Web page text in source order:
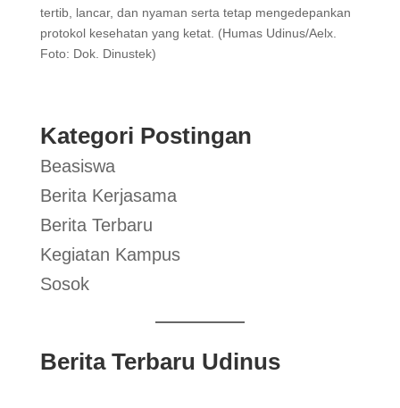
tertib, lancar, dan nyaman serta tetap mengedepankan
protokol kesehatan yang ketat. (Humas Udinus/Aelx.
Foto: Dok. Dinustek)
Kategori Postingan
Beasiswa
Berita Kerjasama
Berita Terbaru
Kegiatan Kampus
Sosok
Berita Terbaru Udinus